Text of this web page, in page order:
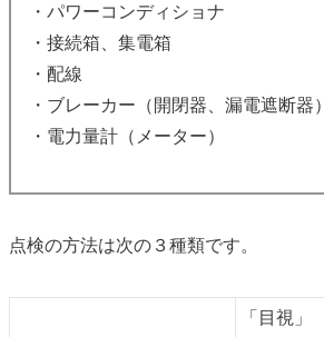
・パワーコンディショナ
・接続箱、集電箱
・配線
・ブレーカー（開閉器、漏電遮断器）
・電力量計（メーター）
点検の方法は次の３種類です。
「目視」